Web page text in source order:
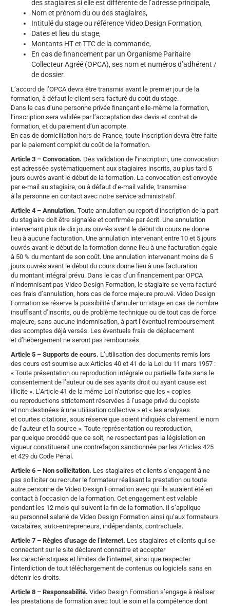
des stagiaires si elle est différente de l’adresse principale,
Nom et prénom du ou des stagiaires,
Intitulé du stage ou référence Video Design Formation,
Dates et lieu du stage,
Montants HT et TTC de la commande,
En cas de financement par un Organisme Paritaire
Collecteur Agréé (OPCA), ses nom et numéros d’adhérent /
de dossier.
L’accord de l’OPCA devra être transmis avant le premier jour de la
formation, à défaut le client sera facturé du coût du stage.
Dans le cas d’une personne privée finançant elle-même la formation,
l’inscription sera validée par l’acceptation des devis et contrat de
formation, et du paiement d’un acompte.
En cas de domiciliation hors de France, toute inscription devra être faite
par le paiement complet du coût de la formation.
Article 3 – Convocation. Dès validation de l’inscription, une convocation
est adressée systématiquement aux stagiaires inscrits, au plus tard 5
jours ouvrés avant le début de la formation. La convocation est envoyée
par e-mail au stagiaire, ou à défaut d’e-mail valide, transmise
à la personne en contact avec notre service administratif.
Article 4 – Annulation.Toute annulation ou report d’inscription de la part
du stagiaire doit être signalée et confirmée par écrit. Une annulation
intervenant plus de dix jours ouvrés avant le début du cours ne donne
lieu à aucune facturation. Une annulation intervenant entre 10 et 5 jours
ouvrés avant le début de la formation donne lieu à une facturation égale
à 50 % du montant de son coût. Une annulation intervenant moins de 5
jours ouvrés avant le début du cours donne lieu à une facturation
du montant intégral prévu. Dans le cas d’un financement par OPCA
n’indemnisant pas Video Design Formation, le stagiaire se verra facturé
ces frais d’annulation, hors cas de force majeure prouvé. Video Design
Formation se réserve la possibilité d’annuler un stage en cas de nombre
insuffisant d’inscrits, ou de problème technique ou de tout cas de force
majeure, sans aucune indemnisation, à part l’éventuel remboursement
des acomptes déjà versés. Les éventuels frais de déplacement
et d’hébergement ne seront pas remboursés.
Article 5 – Supports de cours. L’utilisation des documents remis lors
des cours est soumise aux Articles 40 et 41 de la Loi du 11 mars 1957 :
« Toute présentation ou reproduction intégrale ou partielle faite sans le
consentement de l’auteur ou de ses ayants droit ou ayant cause est
illicite ». L’Article 41 de la même Loi n’autorise que les « copies
ou reproductions strictement réservées à l’usage privé du copiste
et non destinées à une utilisation collective » et « les analyses
et courtes citations, sous réserve que soient indiqués clairement le nom
de l’auteur et la source ». Toute représentation ou reproduction,
par quelque procédé que ce soit, ne respectant pas la législation en
vigueur constituerait une contrefaçon sanctionnée par les Articles 425
et 429 du Code Pénal.
Article 6 – Non sollicitation. Les stagiaires et clients s’engagent à ne
pas solliciter ou recruter le formateur réalisant la prestation ou toute
autre personne de Video Design Formation avec qui ils auraient été en
contact à l’occasion de la formation. Cet engagement est valable
pendant les 12 mois qui suivent la fin de la formation. Il s’applique
au personnel salarié de Video Design Formation ainsi qu’aux formateurs
vacataires, auto-entrepreneurs, indépendants, contractuels.
Article 7 – Règles d’usage de l’internet. Les stagiaires et clients qui se
connectent sur le site déclarent connaître et accepter
les caractéristiques et limites de l’internet, ainsi que respecter
l’interdiction de tout téléchargement de contenus ou logiciels sans en
détenir les droits.
Article 8 – Responsabilité.Video Design Formation s’engage à réaliser
les prestations de formation avec tout le soin et la compétence dont